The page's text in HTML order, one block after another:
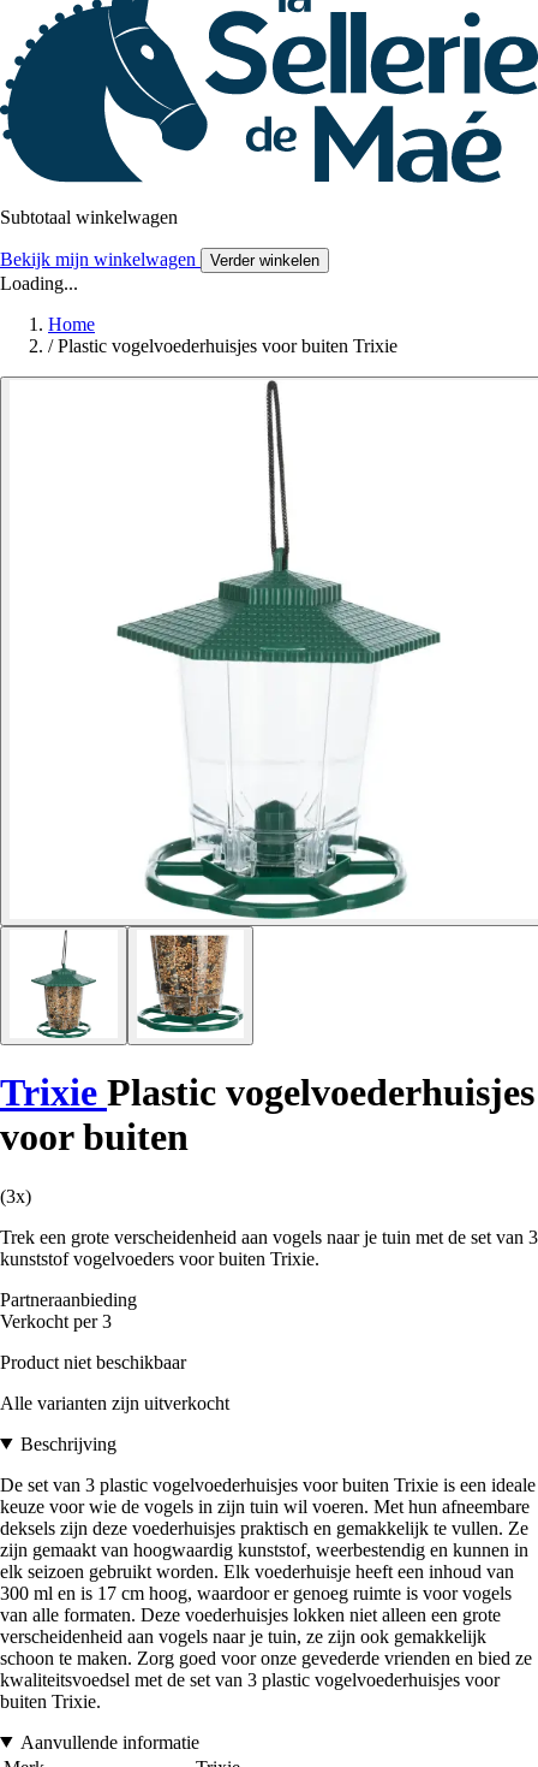
Subtotaal winkelwagen
Bekijk mijn winkelwagen Verder winkelen
Loading...
Home
/ Plastic vogelvoederhuisjes voor buiten Trixie
Trixie Plastic vogelvoederhuisjes
voor buiten
(3x)
Trek een grote verscheidenheid aan vogels naar je tuin met de set van 3
kunststof vogelvoeders voor buiten Trixie.
Partneraanbieding
Verkocht per 3
Product niet beschikbaar
Alle varianten zijn uitverkocht
Beschrijving
De set van 3 plastic vogelvoederhuisjes voor buiten Trixie is een ideale
keuze voor wie de vogels in zijn tuin wil voeren. Met hun afneembare
deksels zijn deze voederhuisjes praktisch en gemakkelijk te vullen. Ze
zijn gemaakt van hoogwaardig kunststof, weerbestendig en kunnen in
elk seizoen gebruikt worden. Elk voederhuisje heeft een inhoud van
300 ml en is 17 cm hoog, waardoor er genoeg ruimte is voor vogels
van alle formaten. Deze voederhuisjes lokken niet alleen een grote
verscheidenheid aan vogels naar je tuin, ze zijn ook gemakkelijk
schoon te maken. Zorg goed voor onze gevederde vrienden en bied ze
kwaliteitsvoedsel met de set van 3 plastic vogelvoederhuisjes voor
buiten Trixie.
Aanvullende informatie